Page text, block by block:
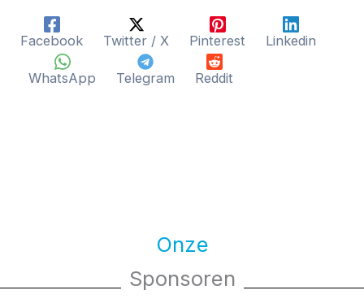
Facebook Twitter / X Pinterest Linkedin
WhatsApp Telegram Reddit
Onze
Sponsoren